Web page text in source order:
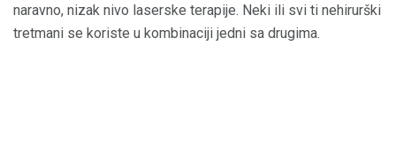
naravno, nizak nivo laserske terapije. Neki ili svi ti nehirurški
tretmani se koriste u kombinaciji jedni sa drugima.